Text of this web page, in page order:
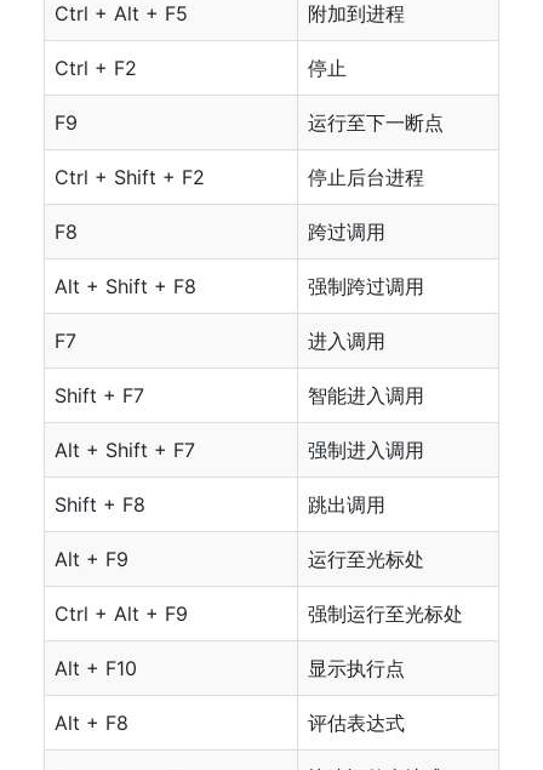
Ctrl + Alt + F5 附加到进程
Ctrl + F2 停止
F9 运行至下一断点
Ctrl + Shift + F2 停止后台进程
F8 跨过调用
Alt + Shift + F8 强制跨过调用
F7 进入调用
Shift + F7 智能进入调用
Alt + Shift + F7 强制进入调用
Shift + F8 跳出调用
Alt + F9 运行至光标处
Ctrl + Alt + F9 强制运行至光标处
Alt + F10 显示执行点
Alt + F8 评估表达式